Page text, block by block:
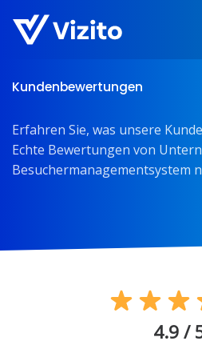
Kundenbewertungen
Erfahren Sie, was unsere
Echte Bewertungen von
Besuchermanagementsystem
4.9 /